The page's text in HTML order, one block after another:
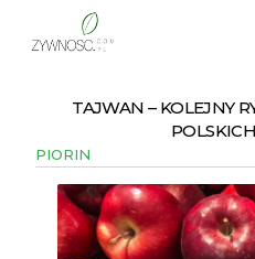
TAJWAN – KOLEJNY
PIORIN